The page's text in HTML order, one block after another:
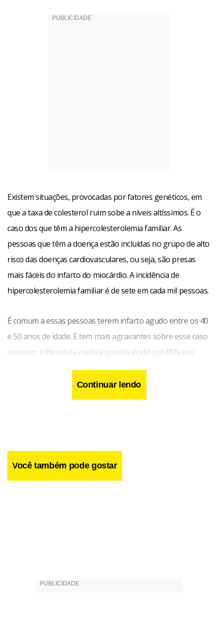
Existem situações, provocadas por fatores genéticos, em
que a taxa de colesterol ruim sobe a níveis altíssimos. É o
caso dos que têm a hipercolesterolemia familiar. As
pessoas que têm a doença estão incluídas no grupo de alto
risco das doenças cardiovasculares, ou seja, são presas
mais fáceis do infarto do miocárdio. A incidência de
hipercolesterolemia familiar é de sete em cada mil pessoas.
É comum a essas pessoas terem infarto agudo entre os 40
e 50 anos de idade. E tem mais agravantes sobre esse caso
extremo: a literatuta médica aponta ainda que 85% dos
homens portadores desse distúrbio sofrem pelo menos
um ataque cardíaco até os 60 anos. A incidência de ataques
em mulheres também é alta, porém com um atraso de dez
Continuar lendo
Você também pode gostar